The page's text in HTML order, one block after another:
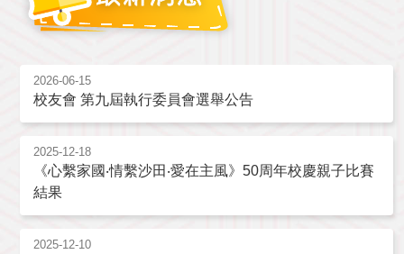
2026-06-15
校友會 第九屆執行委員會選舉公告
2025-12-18
《心繫家國‧情繫沙田‧愛在主風》50周年校慶親子比賽
結果
2025-12-10